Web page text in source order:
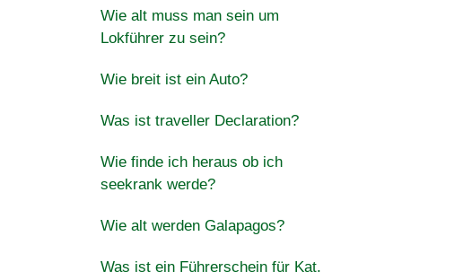
Wie alt muss man sein um
Lokführer zu sein?
Wie breit ist ein Auto?
Was ist traveller Declaration?
Wie finde ich heraus ob ich
seekrank werde?
Wie alt werden Galapagos?
Was ist ein Führerschein für Kat.